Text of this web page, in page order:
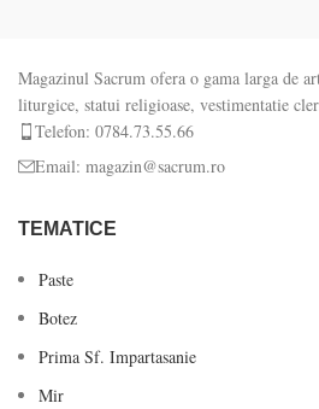
Magazinul Sacrum ofera o gama larga de
liturgice, statui religioase, vestimentatie
Telefon: 0784.73.55.66
Email: magazin@sacrum.ro
TEMATICE
Paste
Botez
Prima Sf. Impartasanie
Mir